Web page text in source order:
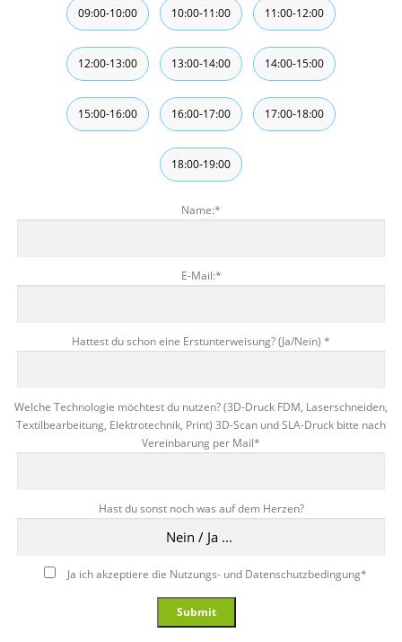
09:00-10:00 10:00-11:00 11:00-12:00
12:00-13:00 13:00-14:00 14:00-15:00
15:00-16:00 16:00-17:00 17:00-18:00
18:00-19:00
Name:*
E-Mail:*
Hattest du schon eine Erstunterweisung? (Ja/Nein) *
Welche Technologie möchtest du nutzen? (3D-Druck FDM, Laserschneiden,
Textilbearbeitung, Elektrotechnik, Print) 3D-Scan und SLA-Druck bitte nach
Vereinbarung per Mail*
Hast du sonst noch was auf dem Herzen?
Ja ich akzeptiere die Nutzungs- und Datenschutzbedingung*
Submit